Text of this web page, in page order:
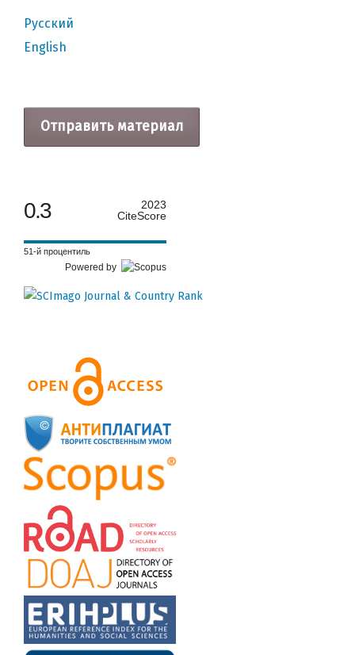
Русский
English
Отправить материал
0.3
2023
CiteScore
51-й процентиль
Powered by